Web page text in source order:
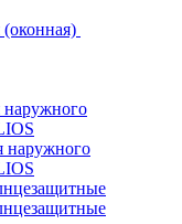
наружного
наружного